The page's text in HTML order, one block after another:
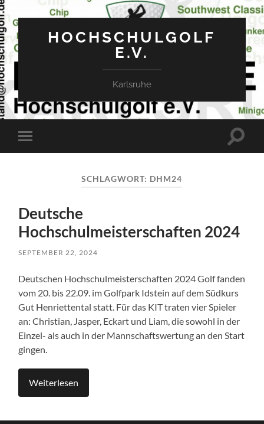
HOCHSCHULGOLF
E.V.
Karlsruhe
Mobile-
Menü
SCHLAGWORT: DHM24
Deutsche
Hochschulmeisterschaften 2024
SEPTEMBER 22, 2024
Deutschen Hochschulmeisterschaften 2024 Golf fanden
vom 20. bis 22.09. im Golfpark Idstein auf dem Südkurs
Gut Henriettental statt. Für das KIT traten vier Spieler
an: Christian, Jasper, Eckart und Liam, die sowohl in der
Einzel- als auch in der Mannschaftswertung an den Start
gingen.
Weiterlesen